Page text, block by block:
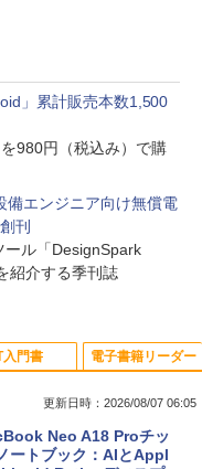
」累計販売本数1,500
980円（税込み）で購
備エンジニア向け無償電
刊
ール「DesignSpark
紹介する季刊誌
更新日時：2026/08/07 06:05
Neo A18 Proチッ
ートブック：AIとAppl
入門書 電子書籍リーダー